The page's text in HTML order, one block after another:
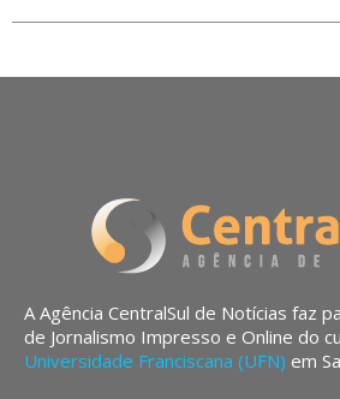
A Agência CentralSul de Notícias faz
de Jornalismo Impresso e Online do
Universidade Franciscana (UFN) em